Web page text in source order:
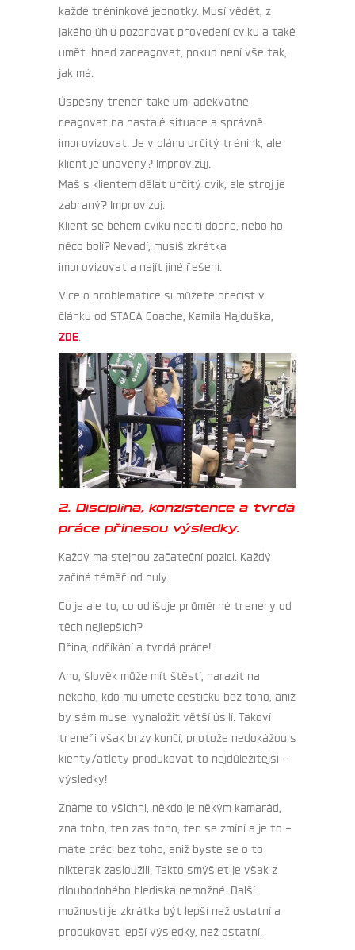
každé tréninkové jednotky. Musí vědět, z
jakého úhlu pozorovat provedení cviku a také
umět ihned zareagovat, pokud není vše tak,
jak má.
Úspěšný trenér také umí adekvátně
reagovat na nastalé situace a správně
improvizovat. Je v plánu určitý trénink, ale
klient je unavený? Improvizuj.
Máš s klientem dělat určitý cvik, ale stroj je
zabraný? Improvizuj.
Klient se během cviku necítí dobře, nebo ho
něco bolí? Nevadí, musíš zkrátka
improvizovat a najít jiné řešení.
Více o problematice si můžete přečíst v
článku od STACA Coache, Kamila Hajduška,
ZDE
2. Disciplína, konzistence a tvrdá
práce přinesou výsledky.
Každý má stejnou začáteční pozici. Každý
začíná téměř od nuly.
Co je ale to, co odlišuje průměrné trenéry od
těch nejlepších?
Dřina, odříkání a tvrdá práce!
Ano, šlověk může mít štěstí, narazit na
někoho, kdo mu umete cestičku bez toho, aniž
by sám musel vynaložit větší úsilí. Takoví
trenéři však brzy končí, protože nedokážou s
kienty/atlety produkovat to nejdůležitější –
výsledky!
Známe to všichni, někdo je někým kamarád,
zná toho, ten zas toho, ten se zmíní a je to –
máte práci bez toho, aniž byste se o to
nikterak zasloužili. Takto smýšlet je však z
dlouhodobého hlediska nemožné. Další
možností je zkrátka být lepší než ostatní a
produkovat lepší výsledky, než ostatní.